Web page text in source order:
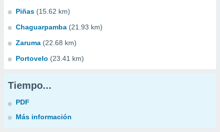
Piñas (15.62 km)
Chaguarpamba (21.93 km)
Zaruma (22.68 km)
Portovelo (23.41 km)
Tiempo...
PDF
Más información